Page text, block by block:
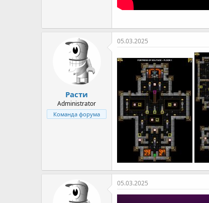
Расти
Administrator
Команда форума
05.03.2025
05.03.2025